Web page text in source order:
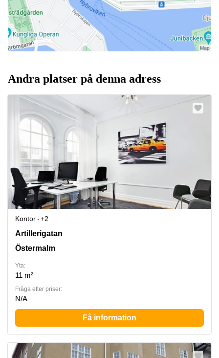
Andra platser på denna adress
Kontor
+2
Artillerigatan 6, Östermalm
Artillerigatan
Östermalm
Yta:
11 m²
Fråga efter priser:
N/A
Få information